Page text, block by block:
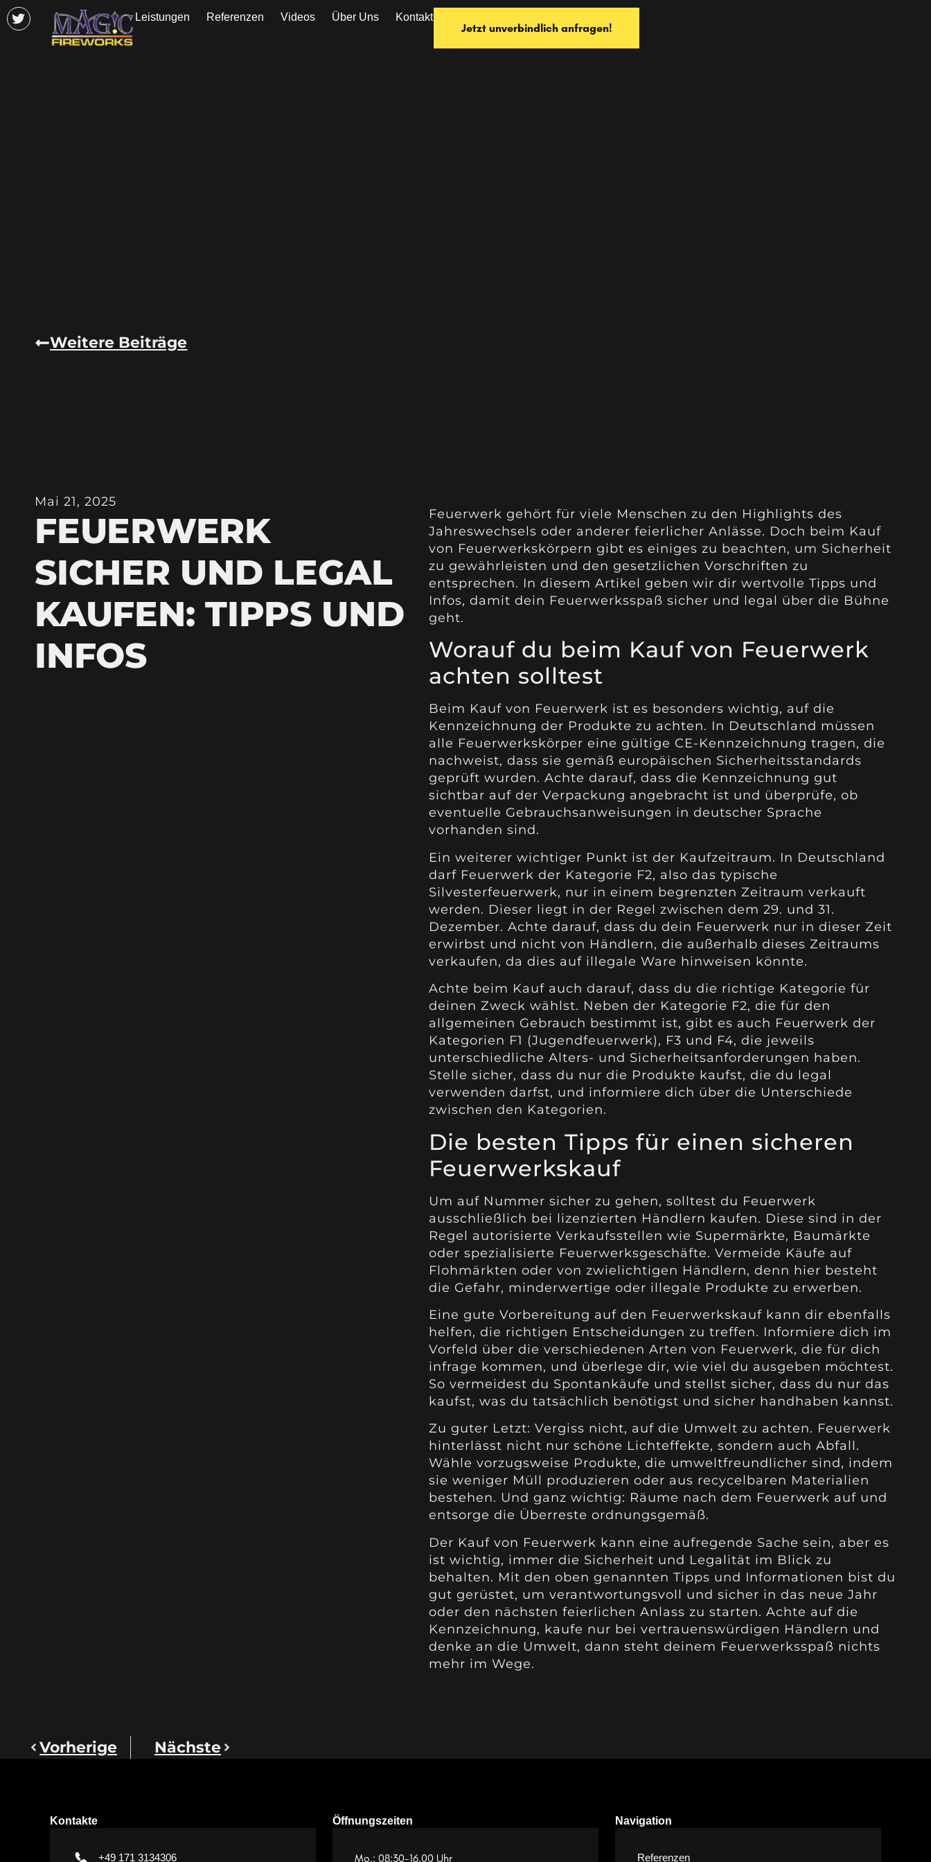
Leistungen Referenzen Videos Über Uns Kontakt
Jetzt unverbindlich anfragen!
Weitere Beiträge
Mai 21, 2025
FEUERWERK
SICHER UND LEGAL
KAUFEN: TIPPS UND
INFOS
Feuerwerk gehört für viele Menschen zu den Highlights des
Jahreswechsels oder anderer feierlicher Anlässe. Doch beim Kauf
von Feuerwerkskörpern gibt es einiges zu beachten, um Sicherheit
zu gewährleisten und den gesetzlichen Vorschriften zu
entsprechen. In diesem Artikel geben wir dir wertvolle Tipps und
Infos, damit dein Feuerwerksspaß sicher und legal über die Bühne
geht.
Worauf du beim Kauf von Feuerwerk
achten solltest
Beim Kauf von Feuerwerk ist es besonders wichtig, auf die
Kennzeichnung der Produkte zu achten. In Deutschland müssen
alle Feuerwerkskörper eine gültige CE-Kennzeichnung tragen, die
nachweist, dass sie gemäß europäischen Sicherheitsstandards
geprüft wurden. Achte darauf, dass die Kennzeichnung gut
sichtbar auf der Verpackung angebracht ist und überprüfe, ob
eventuelle Gebrauchsanweisungen in deutscher Sprache
vorhanden sind.
Ein weiterer wichtiger Punkt ist der Kaufzeitraum. In Deutschland
darf Feuerwerk der Kategorie F2, also das typische
Silvesterfeuerwerk, nur in einem begrenzten Zeitraum verkauft
werden. Dieser liegt in der Regel zwischen dem 29. und 31.
Dezember. Achte darauf, dass du dein Feuerwerk nur in dieser Zeit
erwirbst und nicht von Händlern, die außerhalb dieses Zeitraums
verkaufen, da dies auf illegale Ware hinweisen könnte.
Achte beim Kauf auch darauf, dass du die richtige Kategorie für
deinen Zweck wählst. Neben der Kategorie F2, die für den
allgemeinen Gebrauch bestimmt ist, gibt es auch Feuerwerk der
Kategorien F1 (Jugendfeuerwerk), F3 und F4, die jeweils
unterschiedliche Alters- und Sicherheitsanforderungen haben.
Stelle sicher, dass du nur die Produkte kaufst, die du legal
verwenden darfst, und informiere dich über die Unterschiede
zwischen den Kategorien.
Die besten Tipps für einen sicheren
Feuerwerkskauf
Um auf Nummer sicher zu gehen, solltest du Feuerwerk
ausschließlich bei lizenzierten Händlern kaufen. Diese sind in der
Regel autorisierte Verkaufsstellen wie Supermärkte, Baumärkte
oder spezialisierte Feuerwerksgeschäfte. Vermeide Käufe auf
Flohmärkten oder von zwielichtigen Händlern, denn hier besteht
die Gefahr, minderwertige oder illegale Produkte zu erwerben.
Eine gute Vorbereitung auf den Feuerwerkskauf kann dir ebenfalls
helfen, die richtigen Entscheidungen zu treffen. Informiere dich im
Vorfeld über die verschiedenen Arten von Feuerwerk, die für dich
infrage kommen, und überlege dir, wie viel du ausgeben möchtest.
So vermeidest du Spontankäufe und stellst sicher, dass du nur das
kaufst, was du tatsächlich benötigst und sicher handhaben kannst.
Zu guter Letzt: Vergiss nicht, auf die Umwelt zu achten. Feuerwerk
hinterlässt nicht nur schöne Lichteffekte, sondern auch Abfall.
Wähle vorzugsweise Produkte, die umweltfreundlicher sind, indem
sie weniger Müll produzieren oder aus recycelbaren Materialien
bestehen. Und ganz wichtig: Räume nach dem Feuerwerk auf und
entsorge die Überreste ordnungsgemäß.
Der Kauf von Feuerwerk kann eine aufregende Sache sein, aber es
ist wichtig, immer die Sicherheit und Legalität im Blick zu
behalten. Mit den oben genannten Tipps und Informationen bist du
gut gerüstet, um verantwortungsvoll und sicher in das neue Jahr
oder den nächsten feierlichen Anlass zu starten. Achte auf die
Kennzeichnung, kaufe nur bei vertrauenswürdigen Händlern und
denke an die Umwelt, dann steht deinem Feuerwerksspaß nichts
mehr im Wege.
Vorherige Nächste
Kontakte
+49 171 3134306
Öffnungszeiten
Mo.: 08:30-16.00 Uhr
Navigation
Referenzen